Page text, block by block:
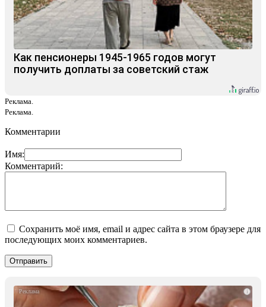
Как пенсионеры 1945-1965 годов могут
получить доплаты за советский стаж
Реклама.
Реклама.
Комментарии
Имя:
Комментарий:
Сохранить моё имя, email и адрес сайта в этом браузере для
последующих моих комментариев.
i